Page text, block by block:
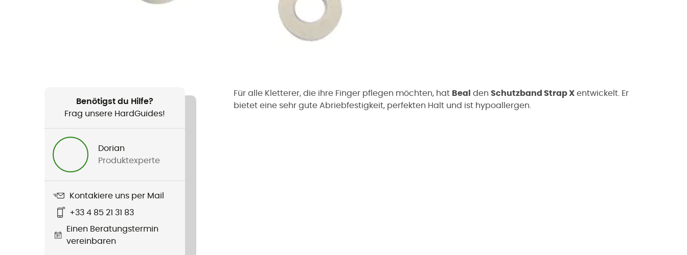
Benötigst du Hilfe?
Frag unsere HardGuides!
Dorian
Produktexperte
Kontakiere uns per Mail
+33 4 85 21 31 83
Einen Beratungstermin
vereinbaren
Für alle Kletterer, die ihre Finger pflegen möchten, hat Beal den Schutzband Strap X entwickelt. Er
bietet eine sehr gute Abriebfestigkeit, perfekten Halt und ist hypoallergen.